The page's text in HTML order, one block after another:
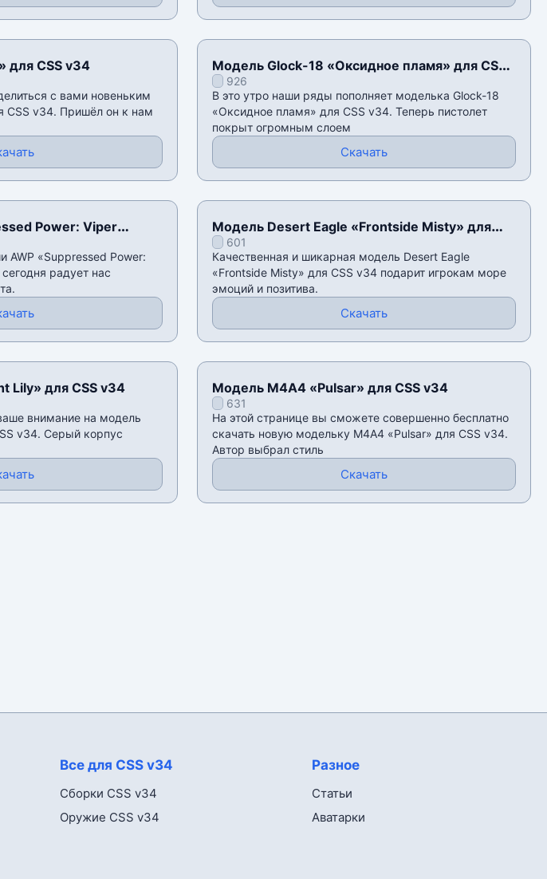
для CSS v34
с вами новеньким
CSS v34. Пришёл он к нам
Модель Glock-18 «Оксидное пламя» для CSS
v34926
В это утро наши ряды пополняет моделька Glock-18
«Оксидное пламя» для CSS v34. Теперь пистолет
покрыт огромным слоем
Скачать
Power: Viper
AWP «Suppressed Power:
радует нас
Модель Desert Eagle «Frontside Misty» для
CSS v34
601
Качественная и шикарная модель Desert Eagle
«Frontside Misty» для CSS v34 подарит игрокам море
эмоций и позитива.
Скачать
Lily» для CSS v34
внимание на модель
v34. Серый корпус
Модель М4А4 «Pulsar» для CSS v34
631
На этой странице вы сможете совершенно бесплатно
скачать новую модельку М4А4 «Pulsar» для CSS v34.
Автор выбрал стиль
Скачать
Все для CSS v34
Сборки CSS v34
Оружие CSS v34
Разное
Статьи
Аватарки